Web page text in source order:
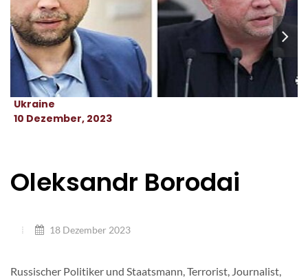
Ukraine
10 Dezember, 2023
Oleksandr Borodai
18 Dezember 2023
Russischer Politiker und Staatsmann, Terrorist, Journalist,